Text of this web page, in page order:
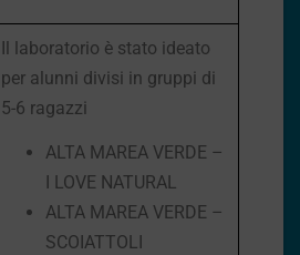
Il laboratorio è stato ideato
per alunni divisi in gruppi di
5-6 ragazzi
ALTA MAREA VERDE –
I LOVE NATURAL
ALTA MAREA VERDE –
SCOIATTOLI